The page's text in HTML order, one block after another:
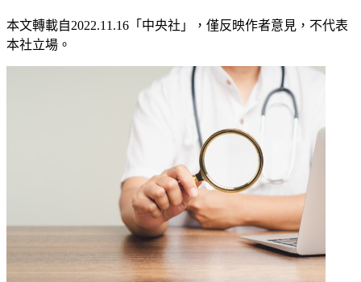
本文轉載自2022.11.16 「中央社」
，僅反映作者意見，不代表
本社立場。